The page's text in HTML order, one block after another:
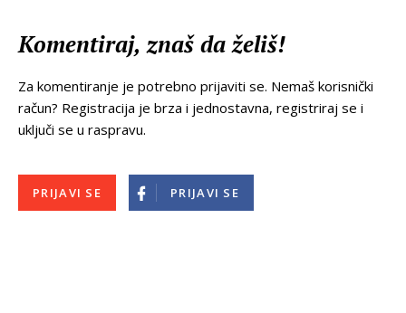
Komentiraj, znaš da želiš!
Za komentiranje je potrebno prijaviti se. Nemaš korisnički
račun? Registracija je brza i jednostavna, registriraj se i
uključi se u raspravu.
PRIJAVI SE PRIJAVI SE